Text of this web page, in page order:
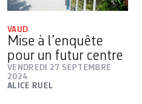
VAUD
Mise à l’enquête
pour un futur centre
VENDREDI 27 SEPTEMBRE
2024
ALICE RUEL